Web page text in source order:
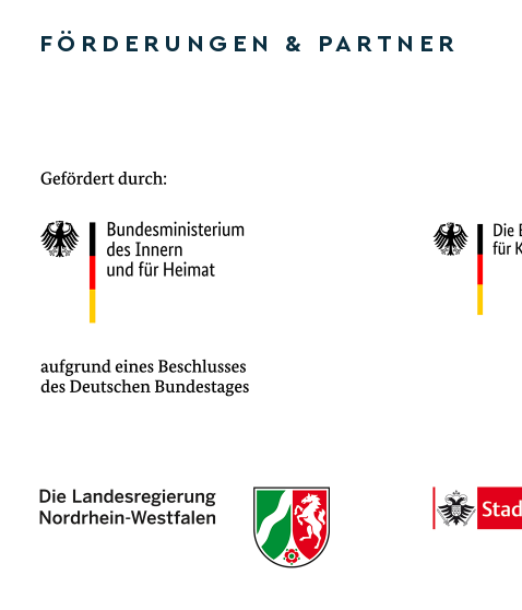
FÖRDERUNGEN & PARTNER